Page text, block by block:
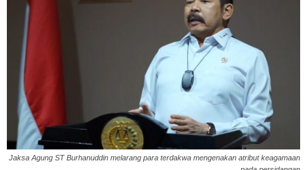
Jaksa Agung ST Burhanuddin melarang para terdakwa mengenakan atribut keagamaan